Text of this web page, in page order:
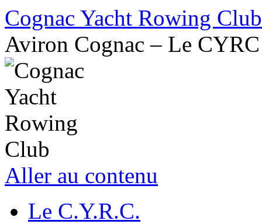
Cognac Yacht Rowing Club
Aviron Cognac – Le CYRC
Aller au contenu
Le C.Y.R.C.